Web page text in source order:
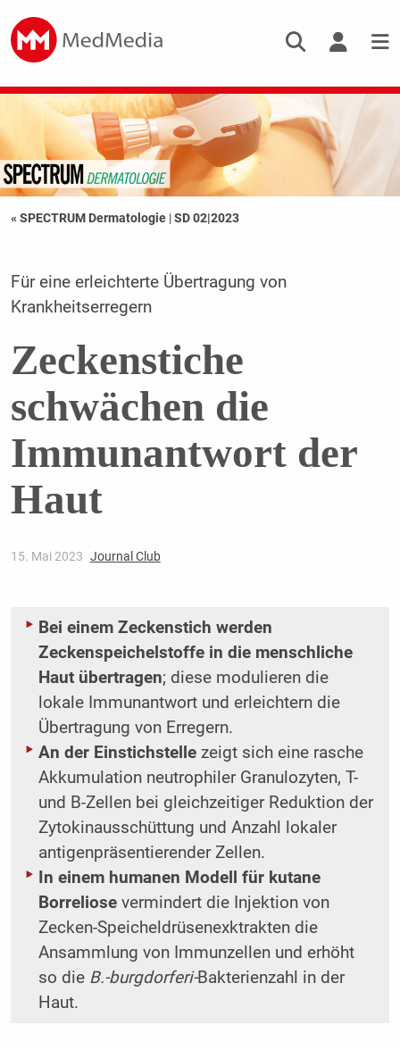
« SPECTRUM Dermatologie |SD 02|2023
Für eine erleichterte Übertragung von
Krankheitserregern
Zeckenstiche
schwächen die
Immunantwort der
Haut
15. Mai 2023 Journal Club
Bei einem Zeckenstich werden
Zeckenspeichelstoffe in die menschliche
Haut übertragen; diese modulieren die
lokale Immunantwort und erleichtern die
Übertragung von Erregern.
An der Einstichstellezeigt sich eine rasche
Akkumulation neutrophiler Granulozyten, T-
und B-Zellen bei gleichzeitiger Reduktion der
Zytokinausschüttung und Anzahl lokaler
antigenpräsentierender Zellen.
In einem humanen Modell für kutane
Borreliosevermindert die Injektion von
Zecken-Speicheldrüsenexktrakten die
Ansammlung von Immunzellen und erhöht
so die B.-burgdorferi-Bakterienzahl in der
Haut.